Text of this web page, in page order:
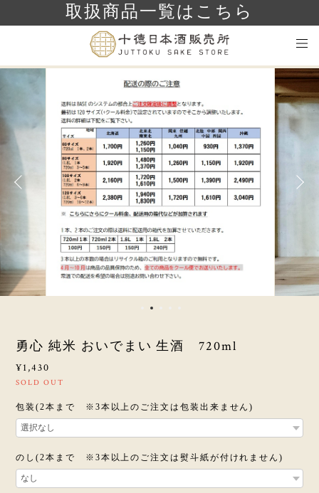
取扱商品一覧はこちら
勇心 純米 おいでまい 生酒 720ml
¥1,430
SOLD OUT
包装(2本まで ※3本以上のご注文は包装出来ません)
のし(2本まで ※3本以上のご注文は熨斗紙が付けれません)